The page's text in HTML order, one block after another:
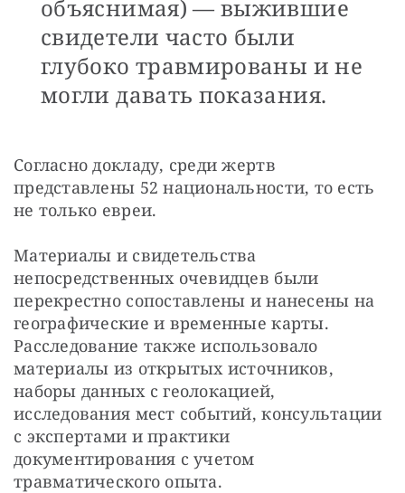
объяснимая) — выжившие
свидетели часто были
глубоко травмированы и не
могли давать показания.
Согласно докладу, среди жертв
представлены 52 национальности, то есть
не только евреи.
Материалы и свидетельства
непосредственных очевидцев были
перекрестно сопоставлены и нанесены на
географические и временные карты.
Расследование также использовало
материалы из открытых источников,
наборы данных с геолокацией,
исследования мест событий, консультации
с экспертами и практики
документирования с учетом
травматического опыта.